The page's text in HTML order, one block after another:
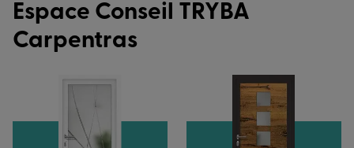
Espace Conseil TRYBA
Carpentras